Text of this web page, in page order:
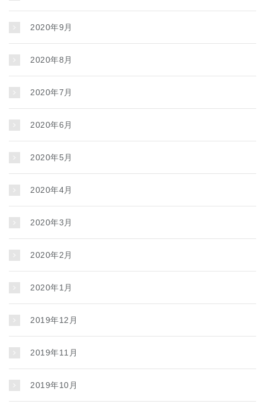
2020年9月
2020年8月
2020年7月
2020年6月
2020年5月
2020年4月
2020年3月
2020年2月
2020年1月
2019年12月
2019年11月
2019年10月